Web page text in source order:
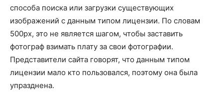
способа поиска или загрузки существующих
изображений с данным типом лицензии. По словам
500px, это не является шагом, чтобы заставить
фотограф взимать плату за свои фотографии.
Представители сайта говорят, что данным типом
лицензии мало кто пользовался, поэтому она была
упразднена.